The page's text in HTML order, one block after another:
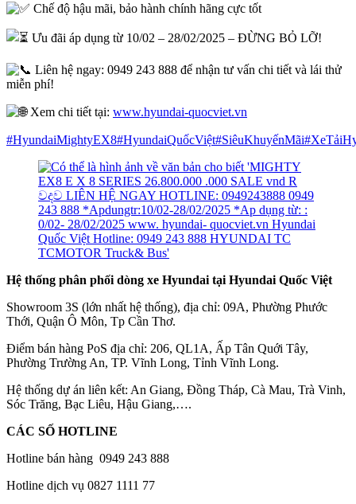
Chế độ hậu mãi, bảo hành chính hãng cực tốt
Ưu đãi áp dụng từ 10/02 – 28/02/2025 – ĐỪNG BỎ LỠ!
Liên hệ ngay: 0949 243 888 để nhận tư vấn chi tiết và lái thử
miễn phí!
Xem chi tiết tại: www.hyundai-quocviet.vn
#HyundaiMightyEX8#HyundaiQuốcViệt#SiêuKhuyếnMãi
Hệ thống phân phối dòng xe Hyundai tại Hyundai Quốc Việt
Showroom 3S (lớn nhất hệ thống), địa chỉ: 09A, Phường Phước
Thới, Quận Ô Môn, Tp Cần Thơ.
Điểm bán hàng PoS địa chỉ: 206, QL1A, Ấp Tân Quới Tây,
Phường Trường An, TP. Vĩnh Long, Tỉnh Vĩnh Long.
Hệ thống dự án liên kết: An Giang, Đồng Tháp, Cà Mau, Trà Vinh,
Sóc Trăng, Bạc Liêu, Hậu Giang,….
CÁC SỐ HOTLINE
Hotline bán hàng 0949 243 888
Hotline dịch vụ 0827 1111 77